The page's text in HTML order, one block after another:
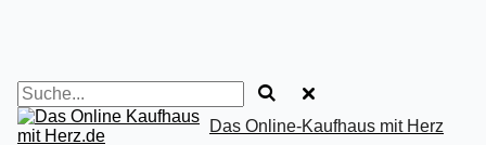
Das Online-Kaufhaus mit Herz